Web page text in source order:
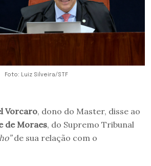
Foto: Luiz Silveira/STF
Vorcaro, dono do Master, disse ao
de Moraes, do Supremo Tribunal
de sua relação com o